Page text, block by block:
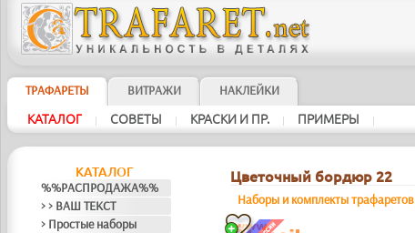
ТРАФАРЕТЫ ВИТРАЖИ НАКЛЕЙКИ
КАТАЛОГ | СОВЕТЫ | КРАСКИ И ПР. | ПРИМЕРЫ |
КАТАЛОГ
%%РАСПРОДАЖА%%
> > ВАШ ТЕКСТ
> Простые наборы
Цветочный бордюр 22
Наборы и комплекты трафаретов